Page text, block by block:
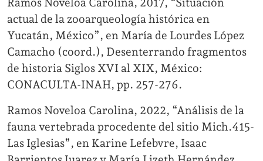
Ramos Noveloa Carolina, 2017, “Situación
actual de la zooarqueología histórica en
Yucatán, México”, en María de Lourdes López
Camacho (coord.), Desenterrando fragmentos
de historia Siglos XVI al XIX, México:
CONACULTA-INAH, pp. 257-276.
Ramos Noveloa Carolina, 2022, “Análisis de la
fauna vertebrada procedente del sitio Mich.415-
Las Iglesias”, en Karine Lefebvre, Isaac